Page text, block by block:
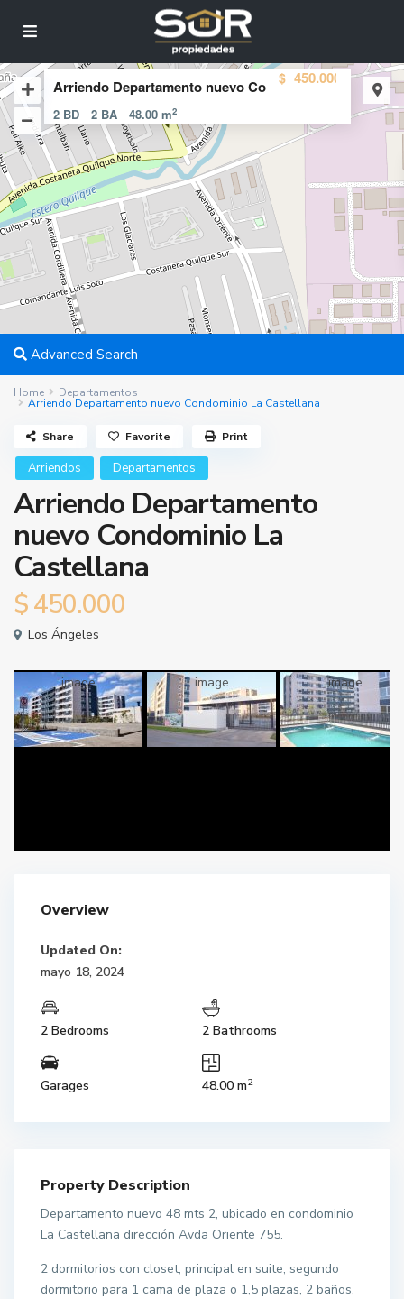
Arriendo Departamento nuevo Co $ 450.000
2 BD 2 BA 48.00 m2
Advanced Search
Home Departamentos
Arriendo Departamento nuevo Condominio La Castellana
Arriendos Departamentos
Arriendo Departamento
nuevo Condominio La
Castellana
$450.000
Los Ángeles
Share Favorite Print
Overview
Updated On:
mayo 18, 2024
2 Bedrooms 2 Bathrooms
Garages 48.00 m2
Property Description
Departamento nuevo 48 mts 2, ubicado en condominio
La Castellana dirección Avda Oriente 755.
2 dormitorios con closet, principal en suite, segundo
dormitorio para 1 cama de plaza o 1,5 plazas, 2 baños,